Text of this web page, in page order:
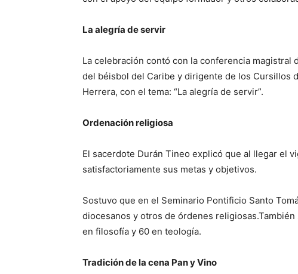
La alegría de servir
La celebración contó con la conferencia magistral
del béisbol del Caribe y dirigente de los Cursillos
Herrera, con el tema: “La alegría de servir”.
Ordenación religiosa
El sacerdote Durán Tineo explicó que al llegar el
satisfactoriamente sus metas y objetivos.
Sostuvo que en el Seminario Pontificio Santo
diocesanos y otros de órdenes
en filosofía y 60 en teología.
Tradición de la cena Pan y Vino